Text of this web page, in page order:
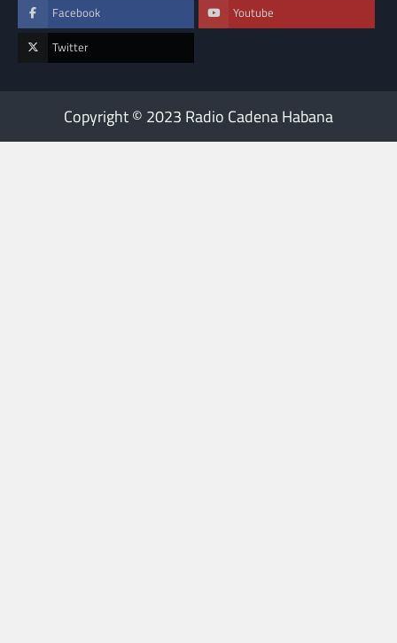
Facebook Youtube
Twitter